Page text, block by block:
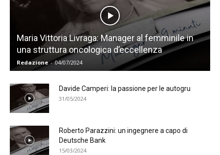
Maria Vittoria Livraga: Manager al femminile in
una struttura oncologica d’eccellenza
Redazione - 04/07/2024
Davide Camperi: la passione per le autogru
31/05/2024
Roberto Parazzini: un ingegnere a capo di
Deutsche Bank
15/03/2024